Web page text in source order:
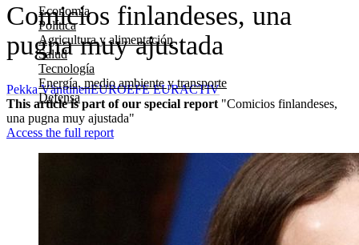
Economía
Política
Agricultura y alimentación
Salud
Tecnología
Energía, medio ambiente y transporte
Defensa
Comicios finlandeses, una
pugna muy ajustada
Pekka VänttinenEUROEFE EURACTIV
This article is part of our special report "Comicios finlandeses,
una pugna muy ajustada"
Access the full report